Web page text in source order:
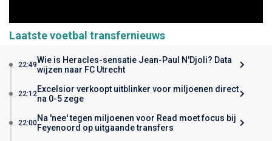
Laatste voetbal transfernieuws
22:49Wie is Heracles-sensatie Jean-Paul N'Djoli? Data
wijzen naar FC Utrecht
22:12Excelsior verkoopt uitblinker voor miljoenen direct
na 0-5 zege
22:00Na 'nee' tegen miljoenen voor Read moet focus bij
Feyenoord op uitgaande transfers